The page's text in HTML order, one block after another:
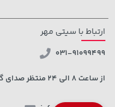
ارتباط با سیتی مهر
031-91099499
از ساعت 8 الی 24 منتظر صدای گرمتان هستیم.